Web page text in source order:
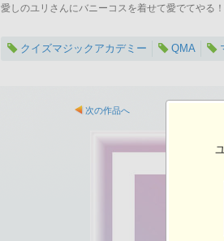
愛しのユリさんにバニーコスを着せて愛でてやる
クイズマジックアカデミー QMA
次の作品へ
総閲覧数：1709 閲覧ユ
720×996ピクセル